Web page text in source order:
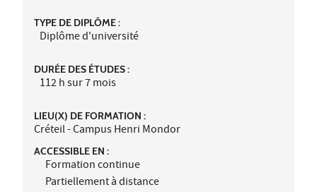
TYPE DE DIPLÔME :
Diplôme d'université
DURÉE DES ÉTUDES :
112 h sur 7 mois
LIEU(X) DE FORMATION :
Créteil - Campus Henri Mondor
ACCESSIBLE EN :
Formation continue
Partiellement à distance